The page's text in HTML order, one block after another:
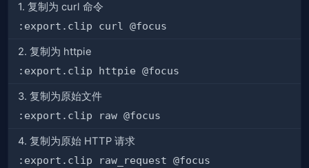
1. 复制为 curl 命令
:export.clip curl @focus
2. 复制为 httpie
:export.clip httpie @focus
3. 复制为原始文件
:export.clip raw @focus
4. 复制为原始 HTTP 请求
:export.clip raw_request @focus